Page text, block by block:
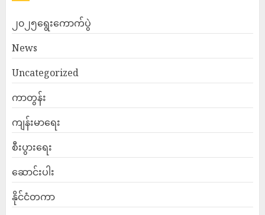
၂၀၂၅ရွေးကောက်ပွဲ
News
Uncategorized
ကာတွန်း
ကျန်းမာရေး
စီးပွားရေး
ဆောင်းပါး
နိုင်ငံတကာ